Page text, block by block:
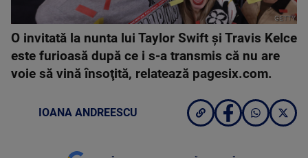
GETTY
O invitată la nunta lui Taylor Swift şi Travis Kelce
este furioasă după ce i s-a transmis că nu are
voie să vină însoţită, relatează pagesix.com.
IOANA ANDREESCU